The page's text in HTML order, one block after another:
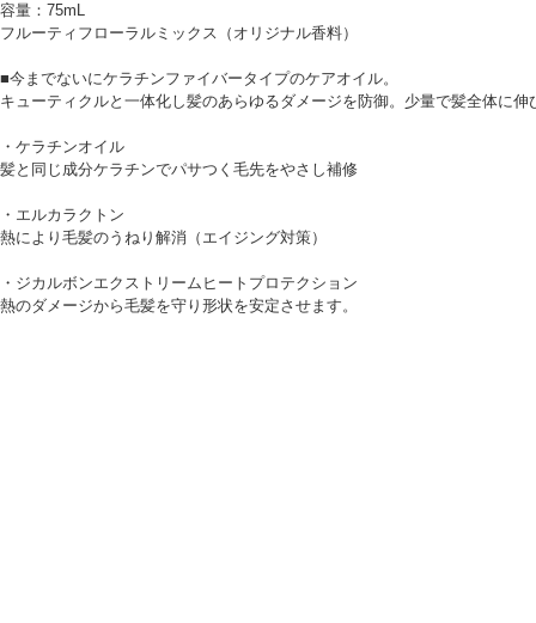
容量：75mL
フルーティフローラルミックス（オリジナル香料）
■今までないにケラチンファイバータイプのケアオイル。
キューティクルと一体化し髪のあらゆるダメージを防御。少量で髪全体に
・ケラチンオイル
髪と同じ成分ケラチンでパサつく毛先をやさし補修
・エルカラクトン
熱により毛髪のうねり解消（エイジング対策）
・ジカルボンエクストリームヒートプロテクション
熱のダメージから毛髪を守り形状を安定させます。